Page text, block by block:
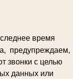
время
предупреждаем,
звонки с целью
данных или